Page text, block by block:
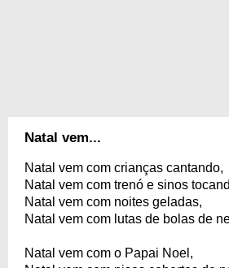
Natal vem...
Natal vem com crianças cantando,
Natal vem com trenó e sinos
Natal vem com noites geladas,
Natal vem com lutas de bolas de
Natal vem com o Papai Noel,